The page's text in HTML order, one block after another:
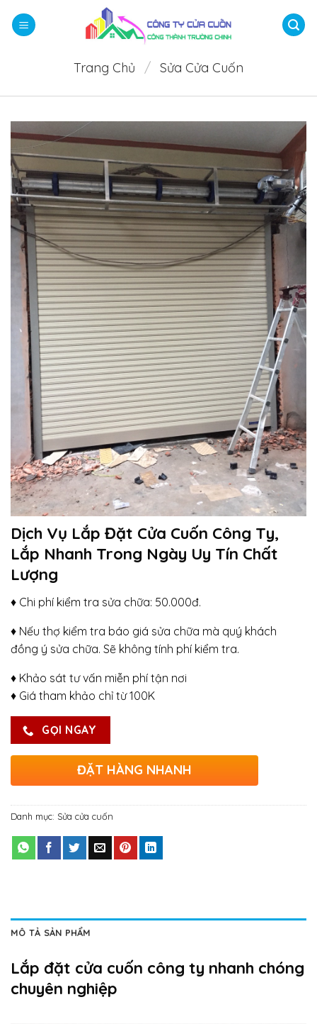
qua
Trang Chủ / Sửa Cửa Cuốn
Dịch Vụ Lắp Đặt Cửa Cuốn Công Ty,
Lắp Nhanh Trong Ngày Uy Tín Chất
Lượng
♦ Chi phí kiểm tra sửa chữa: 50.000đ.
♦ Nếu thợ kiểm tra báo giá sửa chữa mà quý khách
đồng ý sửa chữa. Sẽ không tính phí kiểm tra.
♦ Khảo sát tư vấn miễn phí tận nơi
♦ Giá tham khảo chỉ từ 100K
GỌI NGAY
ĐẶT HÀNG NHANH
Danh mục: Sửa cửa cuốn
MÔ TẢ SẢN PHẨM
Lắp đặt cửa cuốn công ty nhanh chóng
chuyên nghiệp